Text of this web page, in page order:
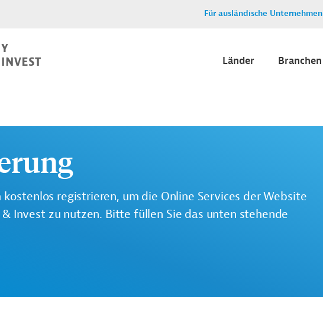
Für ausländische Unternehmen
Länder Branchen
kostenlos registrieren, um die Online Services der Website
Invest zu nutzen. Bitte füllen Sie das unten stehende